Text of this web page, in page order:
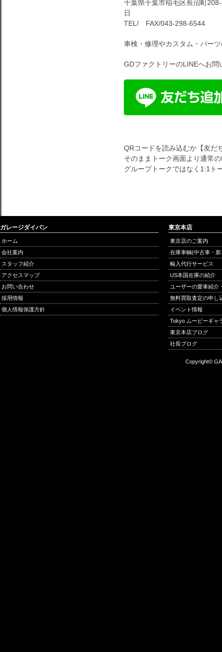
千葉県千葉市稲毛区長沼町
日
TEL/ FAX/043-298-6544
車検・修理やカスタム・パー
GDファクトリーのLINEへお問
QRコードを読み込むか【友だ
そのままトーク画面より通常
グループトークではなく1:1ト
ガレージダイバン
ホーム
会社案内
スタッフ紹介
アクセスマップ
お問い合わせ
採用情報
個人情報保護方針
東京本店
東京店のご案内
在庫車輌(中古車・
輸入代行サービス
US本国在庫の紹介
ユーザーの愛車紹介
無料買取査定の申し
イベント情報
Tokyo ムービーギャ
東京本店ブログ
社長ブログ
Copyright©